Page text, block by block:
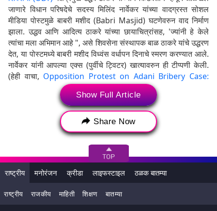
जाणारे विधान परिषदेचे सदस्य मिलिंद नार्वेकर यांच्या वादग्रस्त सोशल
मीडिया पोस्टमुळे बाबरी मशीद (Babri Masjid) घटणेवरुन वाद निर्माण
झाला. उद्धव आणि आदित्य ठाकरे यांच्या छायाचित्रांसह, 'ज्यांनी हे केले
त्यांचा मला अभिमान आहे ", असे शिवसेना संस्थापक बाळ ठाकरे यांचे उद्धरण
देत, या पोस्टमध्ये बाबरी मशीद विध्वंस वर्धापन दिनाचे स्मरण करण्यात आले.
नार्वेकर यांनी आपल्या एक्स (पुर्वीचे ट्विटर) खात्यावरुन ही टीप्पणी केली.
(हेही वाचा, Opposition Protest on Adani Bribery Case:
'मोदी-अदानी एक है' विरोधकांचे आंदोलन, तृणमूल काँग्रेस काहीसा दूरच
बाबरीच्या फोटोवरुन वाद
सपाचा भक्कम प्रतिसादः अबू आझमी यांनी शिवसेना (यूबीटी) वर टीका
करताना म्हटले, "बाबरी मशीद उद्ध्वस्त करणाऱ्यांचे अभिनंदन करणारी पोस्ट
ठाकरे गटाकडून करण्यात आली होती. असे असेल तर, आपण त्यांच्याबरोबर
का राहायचे? जर एमव्हीएमधील कोणी ही भाषा बोलत असेल तर ते भाजपपेक्षा
वेगळे कसे आहेत? अशा वक्तव्यांशी आपण जुळवून घेऊ शकतो की नाही हे
काँग्रेसने ठरवायला हवे, असेही ते म्हणाले.
Show Full Article
Share Now
राष्ट्रीय मनोरंजन क्रीडा लाइफस्टाइल ठळक बातम्या
राष्ट्रीय राजकीय माहिती शिक्षण बातम्या